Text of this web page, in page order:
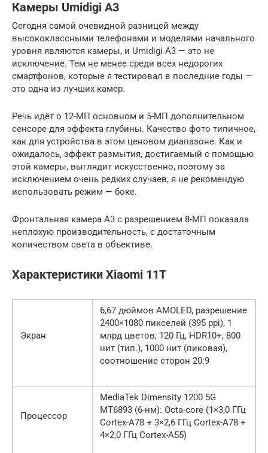
Камеры Umidigi A3
Сегодня самой очевидной разницей между
высококлассными телефонами и моделями начального
уровня являются камеры, и Umidigi A3 — это не
исключение. Тем не менее среди всех недорогих
смартфонов, которые я тестировал в последние годы —
это одна из лучших камер.
Речь идёт о 12-МП основном и 5-МП дополнительном
сенсоре для эффекта глубины. Качество фото типичное,
как для устройства в этом ценовом диапазоне. Как и
ожидалось, эффект размытия, достигаемый с помощью
этой камеры, выглядит искусственно, поэтому за
исключением очень редких случаев, я не рекомендую
использовать режим — боке.
Фронтальная камера A3 с разрешением 8-МП показала
неплохую производительность, с достаточным
количеством света в объективе.
Характеристики Xiaomi 11T
Экран
6,67 дюймов AMOLED, разрешение
2400×1080 пикселей (395 ppi), 1
млрд цветов, 120 Гц, HDR10+, 800
нит (тип.), 1000 нит (пиковая),
соотношение сторон 20:9
Процессор
MediaTek Dimensity 1200 5G
MT6893 (6-нм): Octa-core (1×3,0 ГГц
Cortex-A78 + 3×2,6 ГГц Cortex-A78 +
4×2,0 ГГц Cortex-A55)